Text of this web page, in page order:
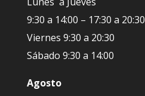
9:30 a 14:00 – 17:30 a 20:30
Viernes 9:30 a 20:30
Sábado 9:30 a 14:00
Agosto